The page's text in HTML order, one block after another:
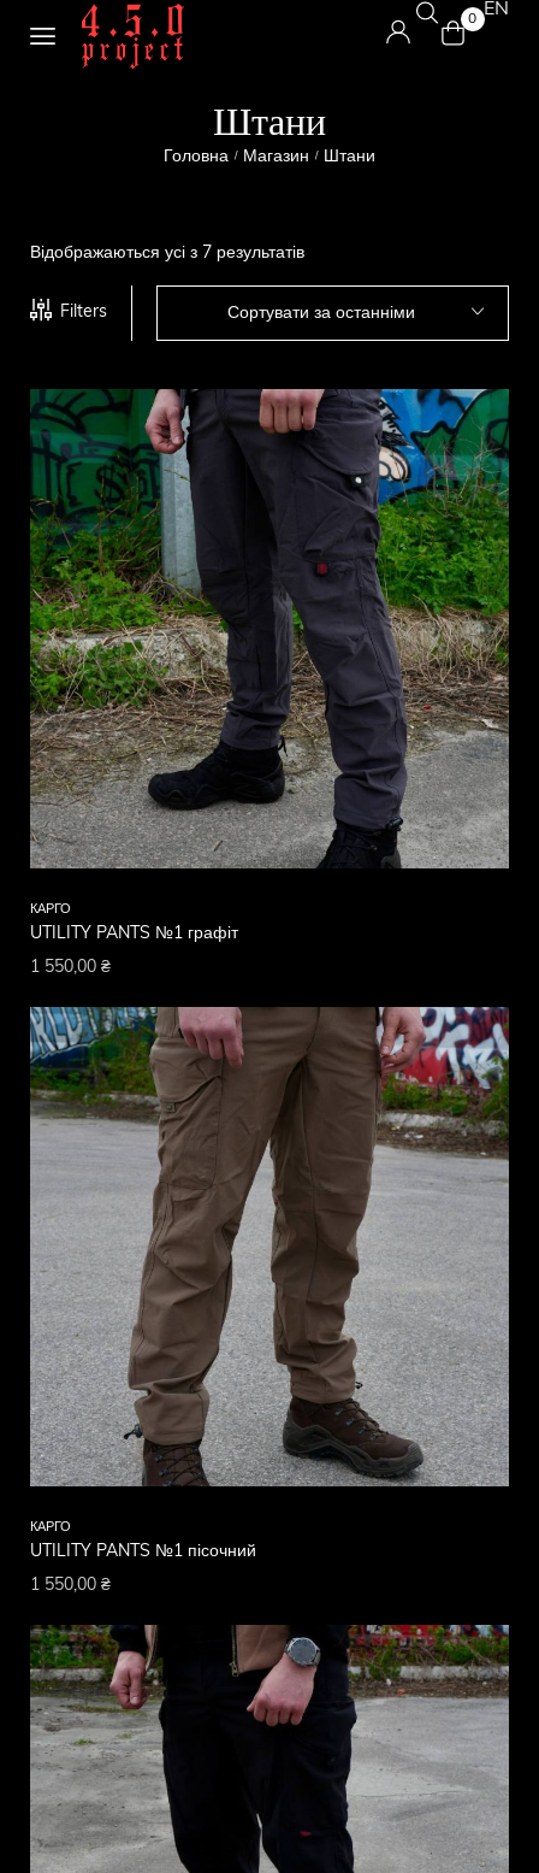
0 EN
Штани
Головна / Магазин / Штани
Відображаються усі з 7 результатів
Filters Сортувати за останніми
КАРГО
UTILITY PANTS №1 графіт
1 550,00 ₴
КАРГО
UTILITY PANTS №1 пісочний
1 550,00 ₴